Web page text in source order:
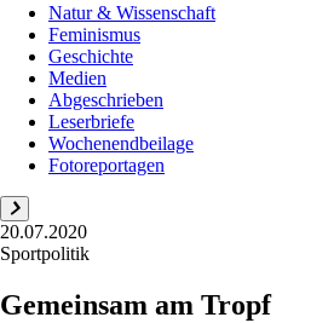
Natur & Wissenschaft
Feminismus
Geschichte
Medien
Abgeschrieben
Leserbriefe
Wochenendbeilage
Fotoreportagen
20.07.2020
Sportpolitik
Gemeinsam am Tropf